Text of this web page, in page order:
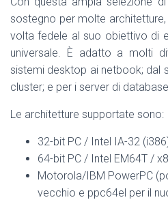
sostegno per molte
volta fedele al suo obiettivo di
universale. È adatto a molti
sistemi desktop ai netbook; dal
cluster; e per i server di
Le architetture supportate sono:
32-bit PC / Intel IA-32
64-bit PC / Intel EM64T /
Motorola/IBM PowerPC
vecchio e ppc64el per il